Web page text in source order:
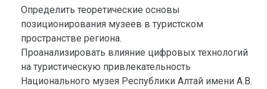
Определить теоретические основы
позиционирования музеев в туристском
пространстве региона.
Проанализировать влияние цифровых технологий
на туристическую привлекательность
Национального музея Республики Алтай имени А.В.